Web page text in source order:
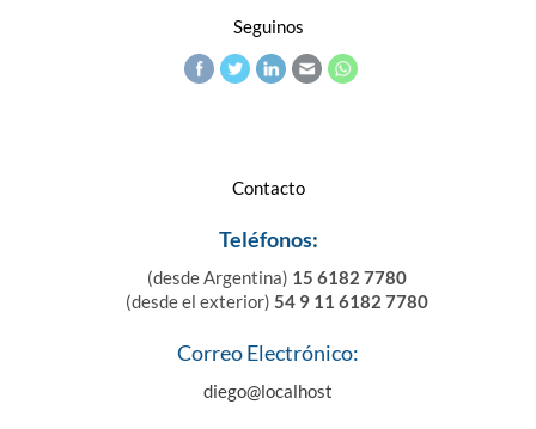
Seguinos
Contacto
Teléfonos:
(desde Argentina) 15 6182 7780
(desde el exterior) 54 9 11 6182 7780
Correo Electrónico:
diego@localhost